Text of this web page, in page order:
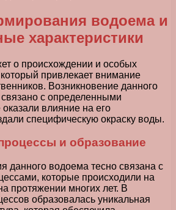
водоема и
характеристики
о происхождении и особых
привлекает внимание
Возникновение данного
с определенными
влияние на его
специфическую окраску воды.
и образование
данного водоема тесно связана с
которые происходили на
протяжении многих лет. В
образовалась уникальная